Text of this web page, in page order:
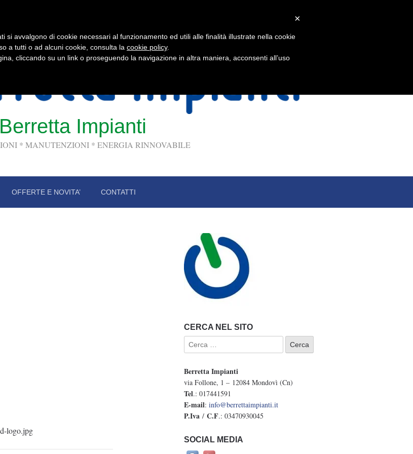
Berretta Impianti
* MANUTENZIONI * ENERGIA RINNOVABILE
OFFERTE E NOVITA’ CONTATTI
logo.jpg
CERCA NEL SITO
Berretta Impianti
via Follone, 1 – 12084 Mondovì (Cn)
Tel.: 017441591
E-mail: info@berrettaimpianti.it
P.Iva / C.F.: 03470930045
SOCIAL MEDIA
×
si avvalgono di cookie necessari al funzionamento ed utili alle finalità illustrate nella cookie
a tutti o ad alcuni cookie, consulta la cookie policy.
cliccando su un link o proseguendo la navigazione in altra maniera, acconsenti all’uso